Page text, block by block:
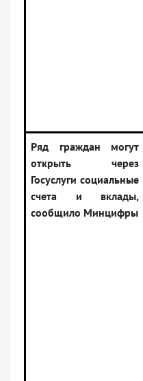
Ряд граждан могут
открыть через
Госуслуги социальные
счета и вклады,
сообщило Минцифры